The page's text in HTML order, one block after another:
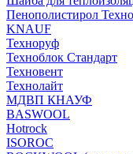
Пенополистирол
KNАUF
Технoруф
Техноблок Стандарт
Техновент
Технолайт
МДВП КНАУФ
BASWOOL
Hotrock
ISOROC